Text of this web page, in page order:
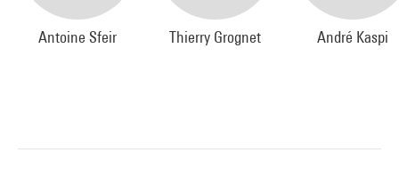
Antoine Sfeir Thierry Grognet André Kaspi